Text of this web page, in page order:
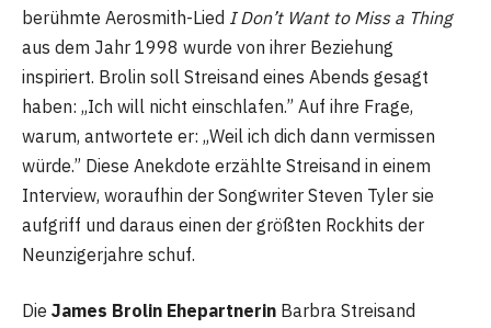
berühmte Aerosmith-Lied I Don’t Want to Miss a Thing
aus dem Jahr 1998 wurde von ihrer Beziehung
inspiriert. Brolin soll Streisand eines Abends gesagt
haben: „Ich will nicht einschlafen.” Auf ihre Frage,
warum, antwortete er: „Weil ich dich dann vermissen
würde.” Diese Anekdote erzählte Streisand in einem
Interview, woraufhin der Songwriter Steven Tyler sie
aufgriff und daraus einen der größten Rockhits der
Neunzigerjahre schuf.
Die James Brolin Ehepartnerin Barbra Streisand